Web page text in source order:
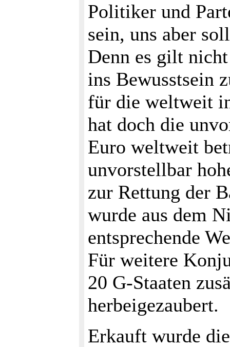
Politiker und
sein, uns aber
Denn es gilt
ins Bewusstsein
für die weltweit
hat doch die
Euro weltweit
unvorstellbar
zur Rettung der
wurde aus dem
entsprechende
Für weitere
20 G-Staaten
herbeigezaubert.
Erkauft wurde